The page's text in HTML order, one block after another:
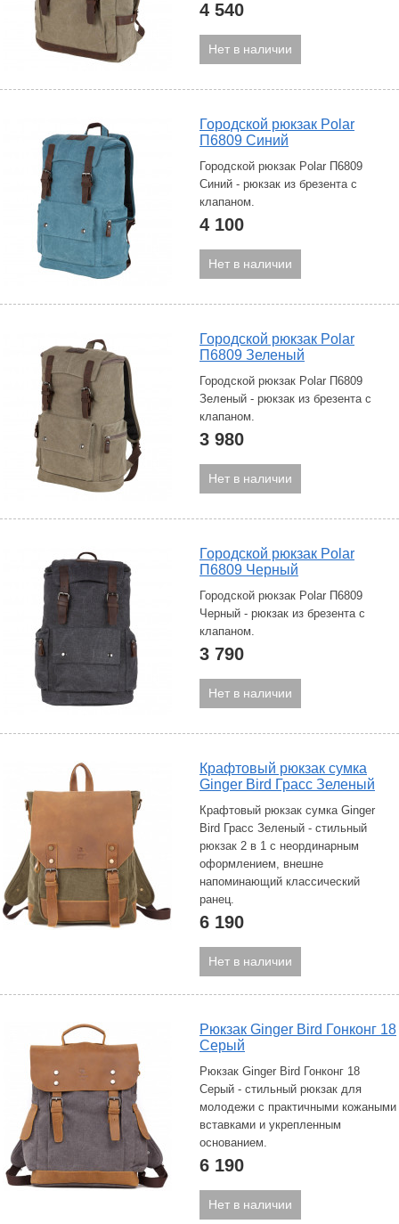
4 540
Нет в наличии
Городской рюкзак Polar
П6809 Синий
Городской рюкзак Polar П6809
Синий - рюкзак из брезента с
клапаном.
4 100
Нет в наличии
Городской рюкзак Polar
П6809 Зеленый
Городской рюкзак Polar П6809
Зеленый - рюкзак из брезента с
клапаном.
3 980
Нет в наличии
Городской рюкзак Polar
П6809 Черный
Городской рюкзак Polar П6809
Черный - рюкзак из брезента с
клапаном.
3 790
Нет в наличии
Крафтовый рюкзак сумка
Ginger Bird Грасс Зеленый
Крафтовый рюкзак сумка Ginger
Bird Грасс Зеленый - стильный
рюкзак 2 в 1 с неординарным
оформлением, внешне
напоминающий классический
ранец.
6 190
Нет в наличии
Рюкзак Ginger Bird Гонконг 18
Серый
Рюкзак Ginger Bird Гонконг 18
Серый - стильный рюкзак для
молодежи с практичными кожаными
вставками и укрепленным
основанием.
6 190
Нет в наличии